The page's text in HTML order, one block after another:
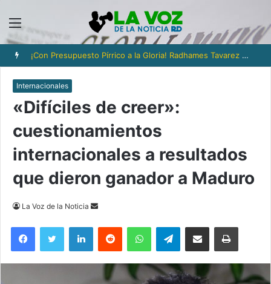
Menú
¡Con Presupuesto Pírrico a la Gloria! Radhames Tavarez y la Hazaña Dorada de la Natación Dominicana
Internacionales
«Difíciles de creer»:
cuestionamientos
internacionales a resultados
que dieron ganador a Maduro
La Voz de la Noticia
Send
email
FacebookTwitter LinkedInReddit WhatsAppTelegramCompartir via Email Imprimi